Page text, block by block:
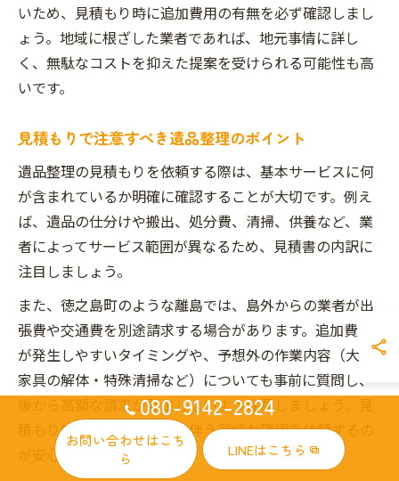
いため、見積もり時に追加費用の有無を必ず確認しまし
ょう。地域に根ざした業者であれば、地元事情に詳し
く、無駄なコストを抑えた提案を受けられる可能性も高
いです。
見積もりで注意すべき遺品整理のポイント
遺品整理の見積もりを依頼する際は、基本サービスに何
が含まれているか明確に確認することが大切です。例え
ば、遺品の仕分けや搬出、処分費、清掃、供養など、業
者によってサービス範囲が異なるため、見積書の内訳に
注目しましょう。
また、徳之島町のような離島では、島外からの業者が出
張費や交通費を別途請求する場合があります。追加費用
が発生しやすいタイミングや、予想外の作業内容（大型
家具の解体・特殊清掃など）についても事前に質問し、
後から高額な請求が発生しないよう注意しましょう。見
積もり時には、現地調査を伴う詳細な確認を依頼するの
が安心です。
080-9142-2824
お問い合わせはこち
ら
LINEはこちら